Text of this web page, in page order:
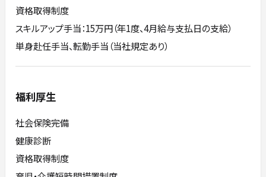
資格取得制度
スキルアップ手当：15万円（年1度、4月給与支払日の支給）
単身赴任手当、転勤手当（当社規定あり）
福利厚生
社会保険完備
健康診断
資格取得制度